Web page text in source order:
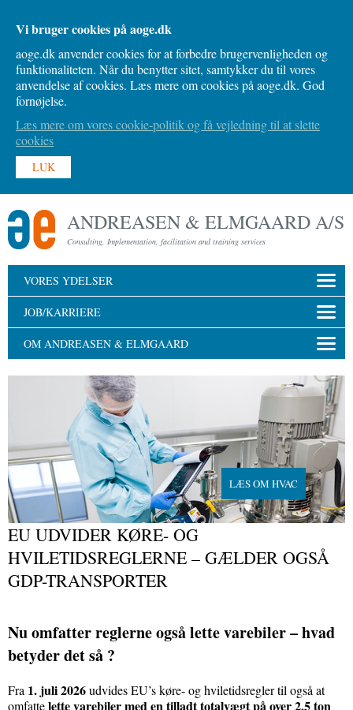
Vi bruger cookies på aoge.dk
aoge.dk anvender cookies for at forbedre brugervenligheden og
funktionaliteten. Når du benytter sitet, samtykker du til vores
anvendelse af cookies. Læs mere om cookies på aoge.dk. God
fornøjelse.
Læs mere om vores cookie-politik og få vejledning til at slette
cookies
LUK
ANDREASEN & ELMGAARD A/S
Consulting, Implementation, facilitation and training services
VORES YDELSER
JOB/KARRIERE
OM ANDREASEN & ELMGAARD
LÆS OM HVAC
EU UDVIDER KØRE- OG
HVILETIDSREGLERNE – GÆLDER OGSÅ
GDP-TRANSPORTER
Nu omfatter reglerne også lette varebiler – hvad
betyder det så ?
Fra 1. juli 2026udvides EU’s køre- og hviletidsregler til også at
omfattelette varebiler med en tilladt totalvægt på over 2,5 ton